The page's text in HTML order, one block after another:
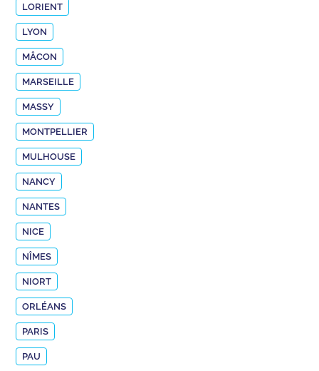
LORIENT
LYON
MÂCON
MARSEILLE
MASSY
MONTPELLIER
MULHOUSE
NANCY
NANTES
NICE
NÎMES
NIORT
ORLÉANS
PARIS
PAU